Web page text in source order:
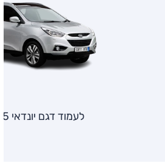
לעמוד דגם יונדאי ix35